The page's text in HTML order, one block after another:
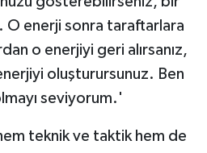
O enerji sonra taraftarlara
o enerjiyi geri alırsanız,
oluşturursunuz. Ben
seviyorum.'
teknik ve taktik hem de